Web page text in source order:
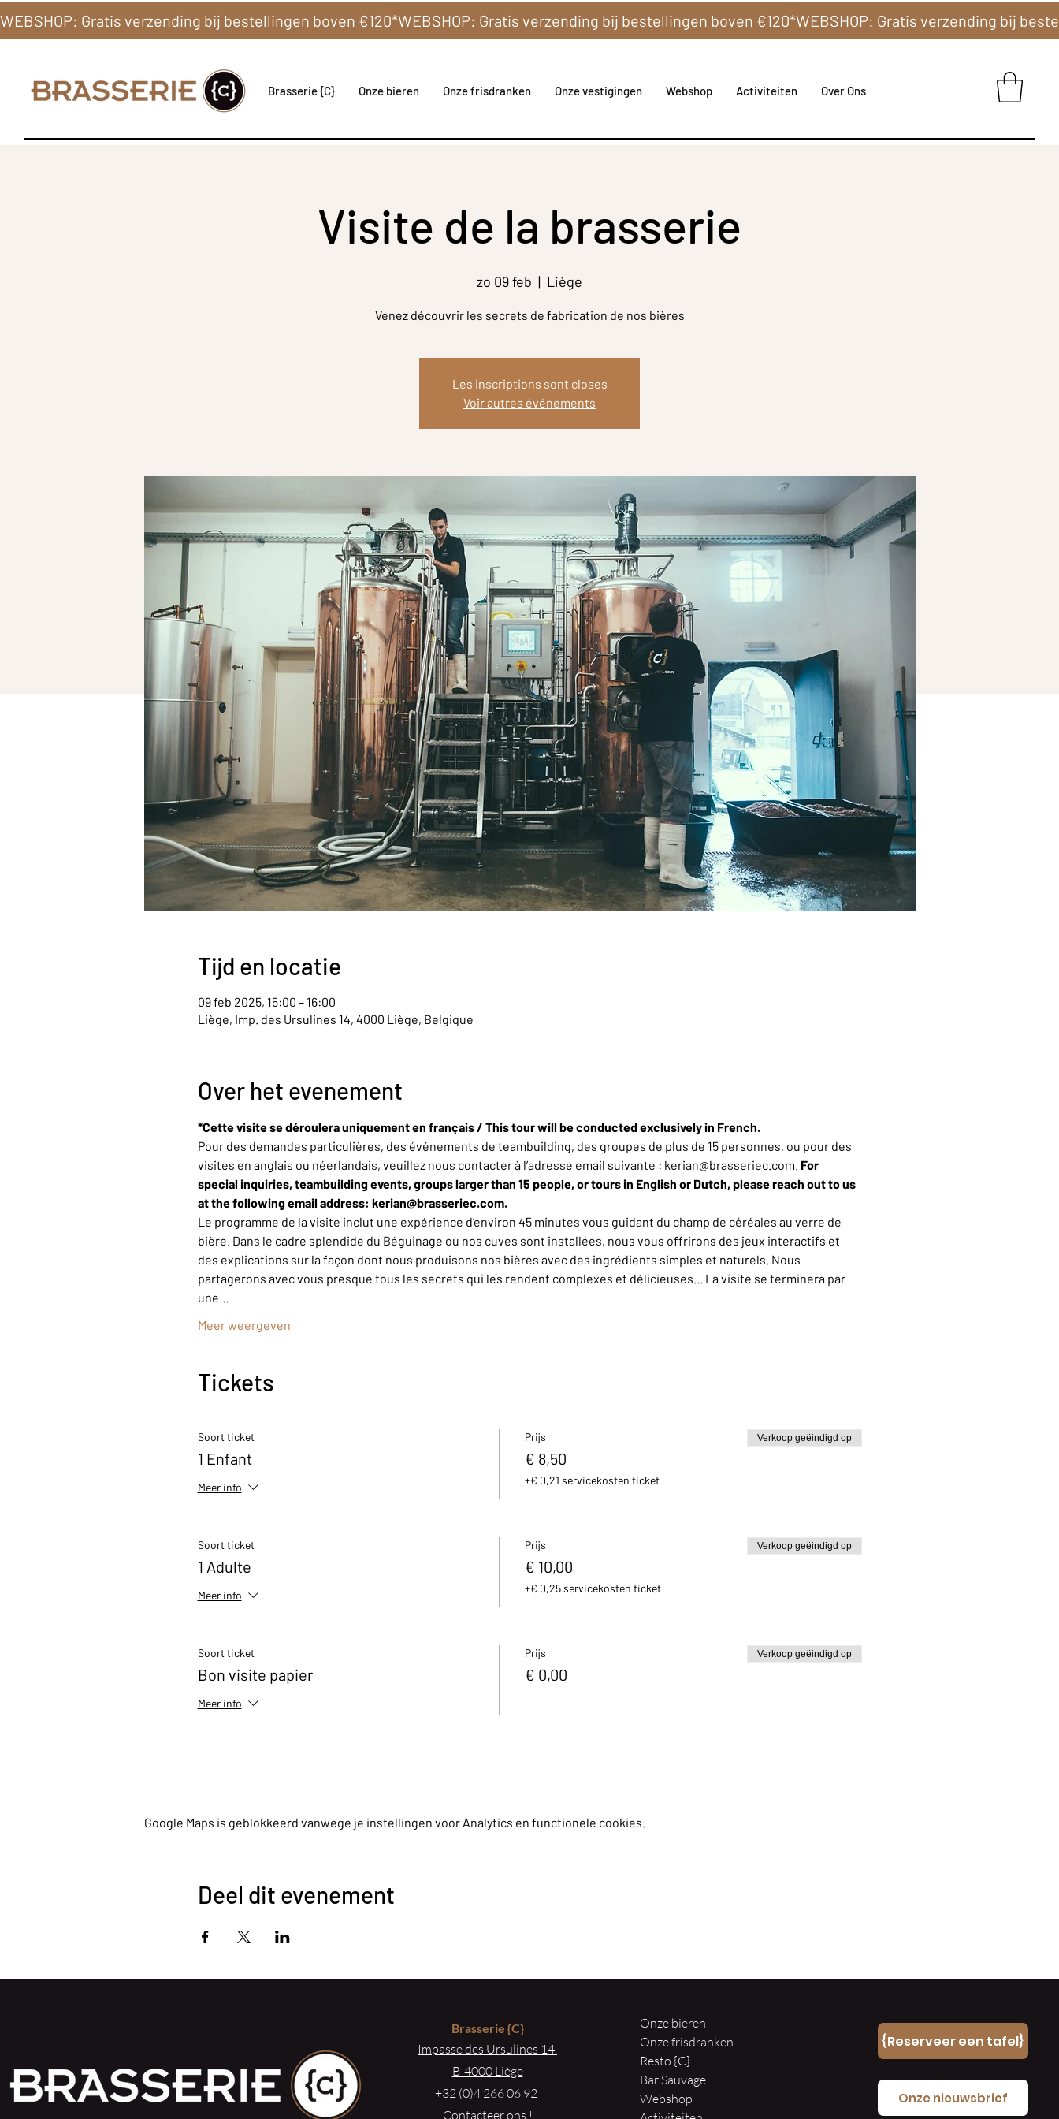
Brasserie {C} Onze bieren Onze frisdranken Onze vestigingen Webshop Activiteiten Over Ons
Visite de la brasserie
zo 09 feb
  |
Liège
Venez découvrir les secrets de fabrication de nos bières
Les inscriptions sont closes
Voir autres événements
Tijd en locatie
09 feb 2025, 15:00 – 16:00
Liège, Imp. des Ursulines 14, 4000 Liège, Belgique
Over het evenement
*Cette visite se déroulera uniquement en français / This tour will be conducted exclusively in French.
Pour des demandes particulières, des événements de teambuilding, des groupes de plus de 15 personnes, ou pour des
visites en anglais ou néerlandais, veuillez nous contacter à l’adresse email suivante : kerian@brasseriec.com. For
special inquiries, teambuilding events, groups larger than 15 people, or tours in English or Dutch, please reach out to us
at the following email address: kerian@brasseriec.com.
Le programme de la visite inclut une expérience d’environ 45 minutes vous guidant du champ de céréales au verre de
bière. Dans le cadre splendide du Béguinage où nos cuves sont installées, nous vous offrirons des jeux interactifs et
des explications sur la façon dont nous produisons nos bières avec des ingrédients simples et naturels. Nous
partagerons avec vous presque tous les secrets qui les rendent complexes et délicieuses... La visite se terminera par
une…
Meer weergeven
Tickets
Soort ticket
1 Enfant
Meer info
Prijs
€ 8,50
+€ 0,21 servicekosten ticket
Verkoop geëindigd op
Soort ticket
1 Adulte
Meer info
Prijs
€ 10,00
+€ 0,25 servicekosten ticket
Verkoop geëindigd op
Soort ticket
Bon visite papier
Meer info
Prijs
€ 0,00
Verkoop geëindigd op
Google Maps is geblokkeerd vanwege je instellingen voor Analytics en functionele cookies.
Deel dit evenement
Brasserie{C}
Impasse des Ursulines 14
B-4000 Liège
+32 (0)4 266 06 92
Contacteer ons !
Onze bieren
Onze frisdranken
Resto {C}
Bar Sauvage
Webshop
{Reserveer een tafel}
Onze nieuwsbrief